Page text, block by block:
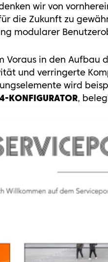
wir von
die Zukunft zu
modularer
Voraus in den
und verringerte
wird
KONFIGURATOR,